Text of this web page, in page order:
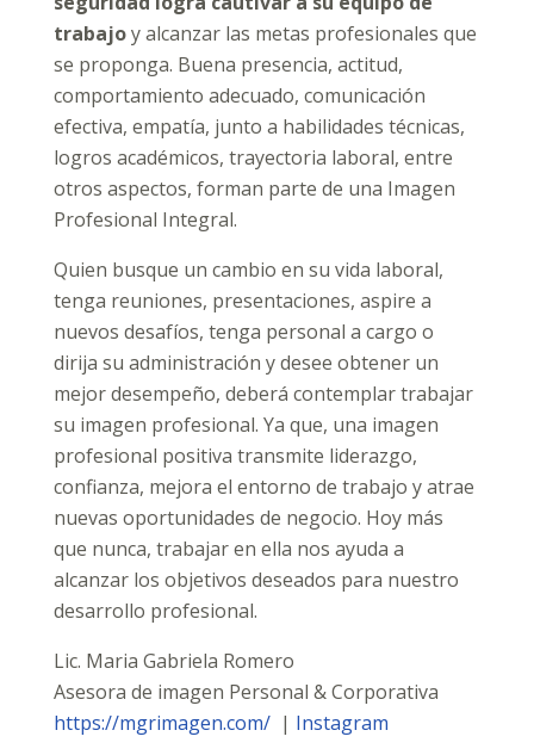
trabajoy alcanzar las metas profesionales que
se proponga. Buena presencia, actitud,
comportamiento adecuado, comunicación
efectiva, empatía, junto a habilidades técnicas,
logros académicos, trayectoria laboral, entre
otros aspectos, forman parte de una Imagen
Profesional Integral.
Quien busque un cambio en su vida laboral,
tenga reuniones, presentaciones, aspire a
nuevos desafíos, tenga personal a cargo o
dirija su administración y desee obtener un
mejor desempeño, deberá contemplar trabajar
su imagen profesional. Ya que, una imagen
profesional positiva transmite liderazgo,
confianza, mejora el entorno de trabajo y atrae
nuevas oportunidades de negocio. Hoy más
que nunca, trabajar en ella nos ayuda a
alcanzar los objetivos deseados para nuestro
desarrollo profesional.
Lic. Maria Gabriela Romero
Asesora de imagen Personal & Corporativa
https://mgrimagen.com/| Instagram